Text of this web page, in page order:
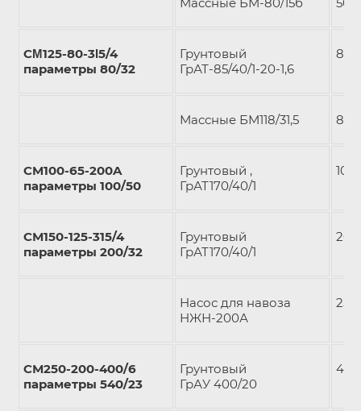
СΜ125-80-3Ι5/4
параметры 80/32
Грунтовый
ГрАТ-85/40/1-20-1,6
80/
Массные БМ118/31,5 80/
CM100-65-200A
параметры 100/50
Грунтовый ,
ГрАТ170/40/1
СМ150-125-315/4
параметры 200/32
Грунтовый
ГрАТ170/40/1
Насос для навоза
НЖН-200А
СМ250-200-400/6
параметры 540/23
Грунтовый
ГрАУ 400/20